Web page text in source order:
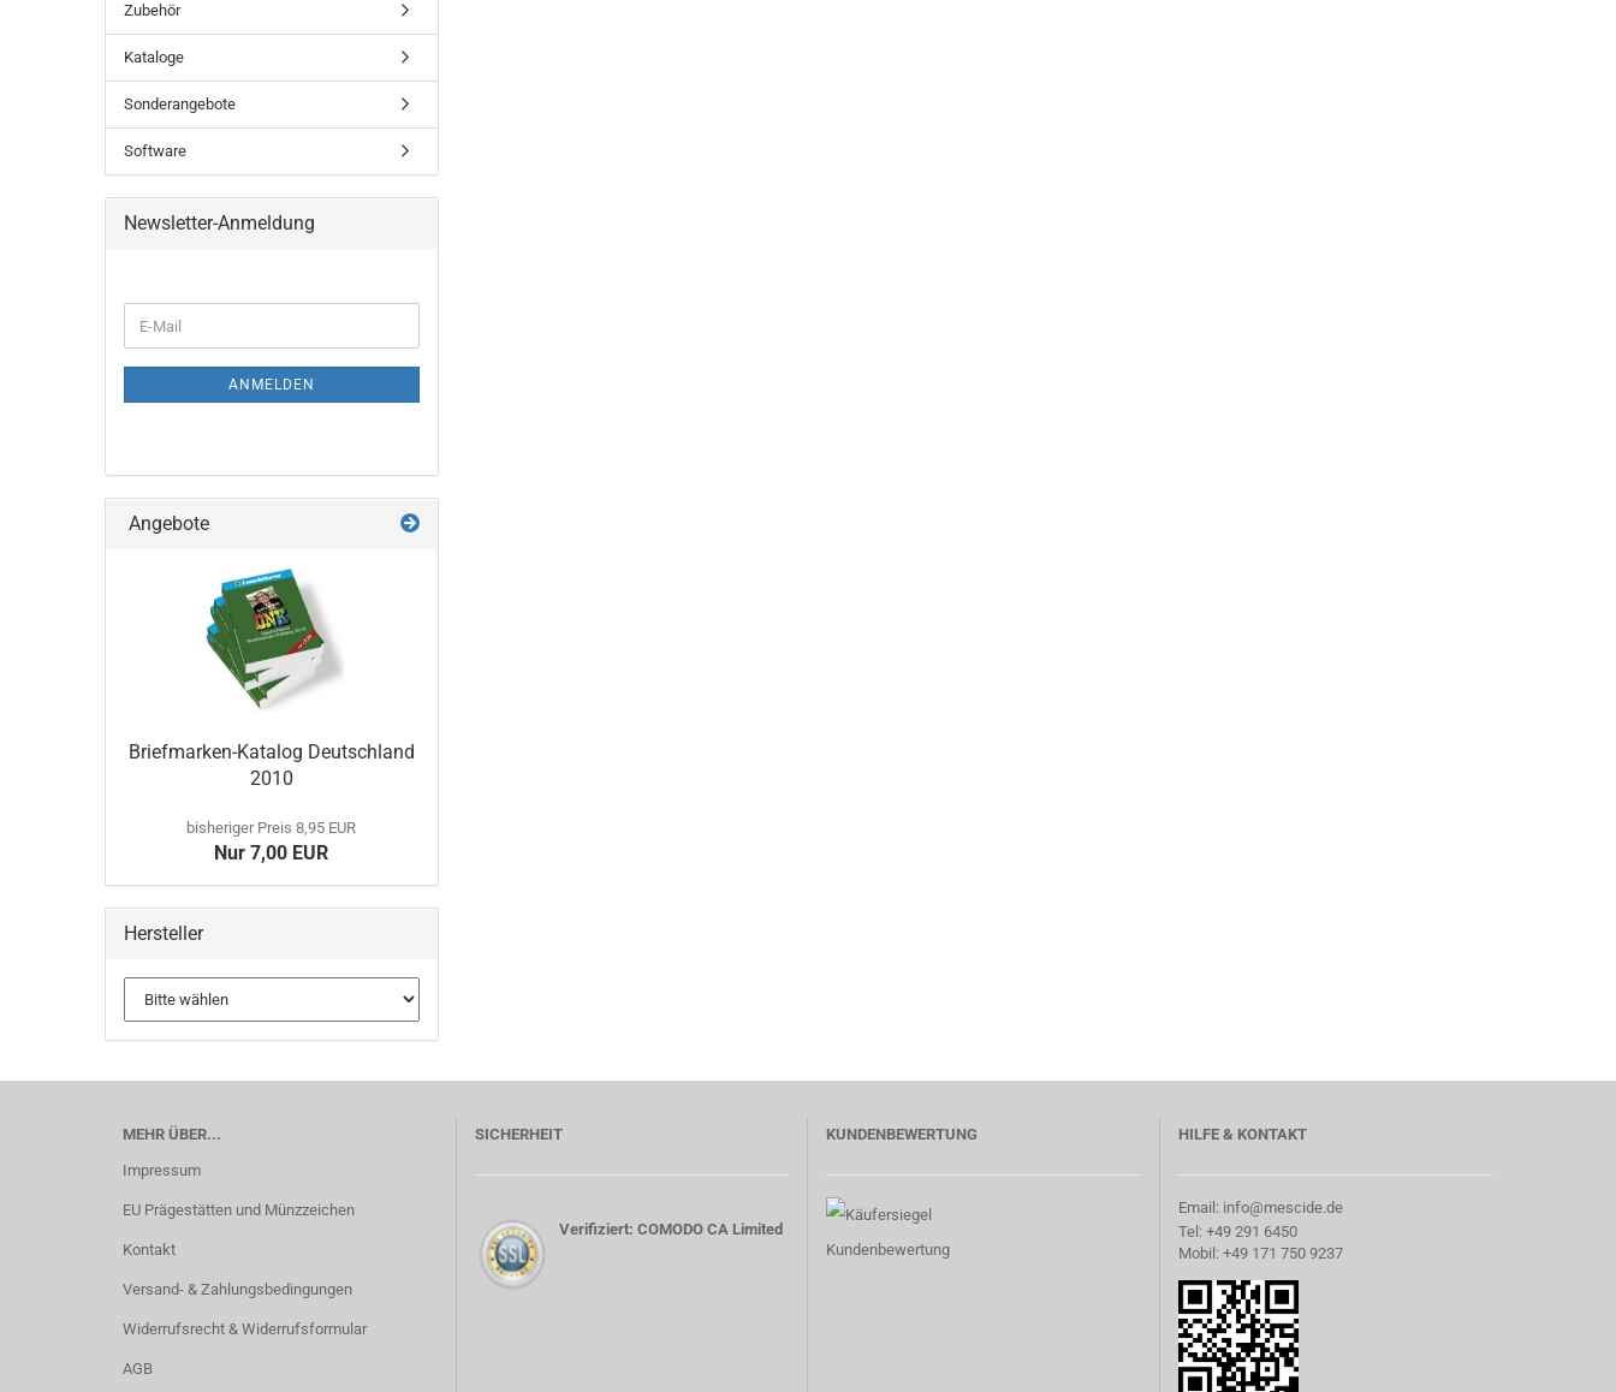
Zubehör
Kataloge
Sonderangebote
Software
Newsletter-Anmeldung
ZUR
E-
Mail
ANMELDEN
Angebote
Briefmarken-​Katalog Deutsch­land
2010
bisheriger Preis 8,95 EUR
Nur 7,00 EUR
Hersteller
MEHR ÜBER...
Impressum
EU Prägestätten und Münzzeichen
Kontakt
Versand- & Zahlungsbedingungen
Widerrufsrecht & Widerrufsformular
AGB
SICHERHEIT
Verifiziert: COMODO CA Limited
KUNDENBEWERTUNG HILFE & KONTAKT
Email: info@mescide.de
Tel: +49 291 6450
Mobil: +49 171 750 9237